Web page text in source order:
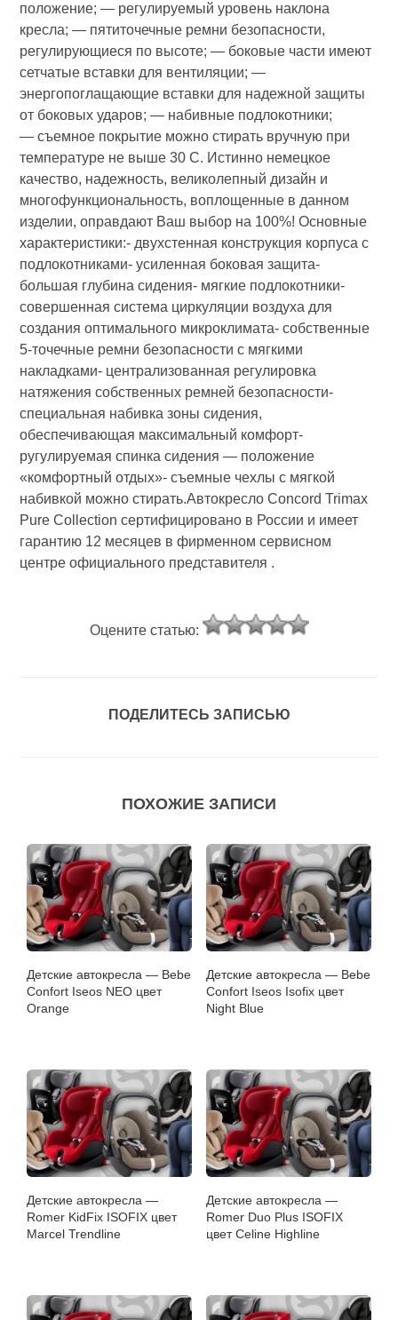
положение; — регулируемый уровень наклона
кресла; — пятиточечные ремни безопасности,
регулирующиеся по высоте; — боковые части имеют
сетчатые вставки для вентиляции; —
энергопоглащающие вставки для надежной защиты
от боковых ударов; — набивные подлокотники;
— съемное покрытие можно стирать вручную при
температуре не выше 30 С. Истинно немецкое
качество, надежность, великолепный дизайн и
многофункциональность, воплощенные в данном
изделии, оправдают Ваш выбор на 100%! Основные
характеристики:- двухстенная конструкция корпуса с
подлокотниками- усиленная боковая защита-
большая глубина сидения- мягкие подлокотники-
совершенная система циркуляции воздуха для
создания оптимального микроклимата- собственные
5-точечные ремни безопасности с мягкими
накладками- централизованная регулировка
натяжения собственных ремней безопасности-
специальная набивка зоны сидения,
обеспечивающая максимальный комфорт-
ругулируемая спинка сидения — положение
«комфортный отдых»- съемные чехлы с мягкой
набивкой можно стирать.Автокресло Concord Trimax
Pure Collection сертифицировано в России и имеет
гарантию 12 месяцев в фирменном сервисном
центре официального представителя .
Оцените статью:
ПОДЕЛИТЕСЬ ЗАПИСЬЮ
ПОХОЖИЕ ЗАПИСИ
Детские автокресла — Bebe
Confort Iseos NEO цвет
Orange
Детские автокресла — Bebe
Confort Iseos Isofix цвет
Night Blue
Детские автокресла —
Romer KidFix ISOFIX цвет
Marcel Trendline
Детские автокресла —
Romer Duo Plus ISOFIX
цвет Celine Highline